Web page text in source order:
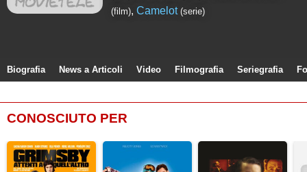
(film),Camelot (serie)
Biografia News a Articoli Video Filmografia Seriegrafia
CONOSCIUTO PER